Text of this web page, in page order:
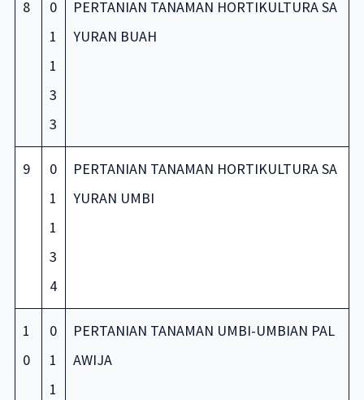
8
0
1
1
3
3
PERTANIAN TANAMAN HORTIKULTURA SA
YURAN BUAH
9
0
1
1
3
4
PERTANIAN TANAMAN HORTIKULTURA SA
YURAN UMBI
1
0
0
1
1
PERTANIAN TANAMAN UMBI-UMBIAN PAL
AWIJA